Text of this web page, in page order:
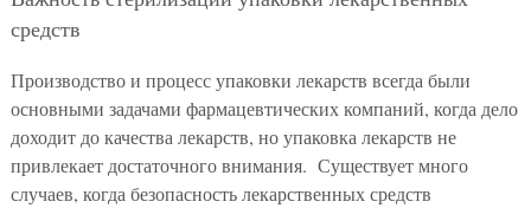
средств
Производство и процесс упаковки лекарств всегда были
основными задачами фармацевтических компаний, когда дело
доходит до качества лекарств, но упаковка лекарств не
привлекает достаточного внимания. Существует много
случаев, когда безопасность лекарственных средств